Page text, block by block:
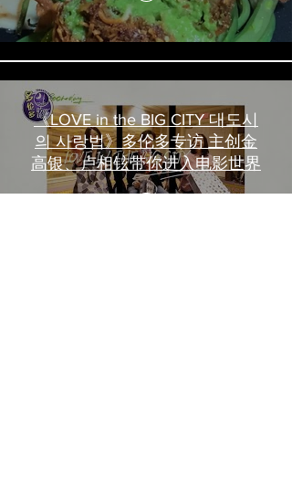
《LOVE in the BIG CITY 대도시
의 사랑법》多伦多专访 主创金
高银、卢相铉带你进入电影世界